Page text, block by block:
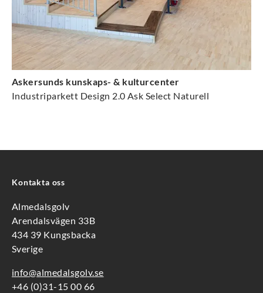
Askersunds kunskaps- & kulturcenter
Industriparkett Design 2.0 Ask Select Naturell
Kontakta oss
Almedalsgolv
Arendalsvägen 33B
434 39 Kungsbacka
Sverige
info@almedalsgolv.se
+46 (0)31-15 00 66